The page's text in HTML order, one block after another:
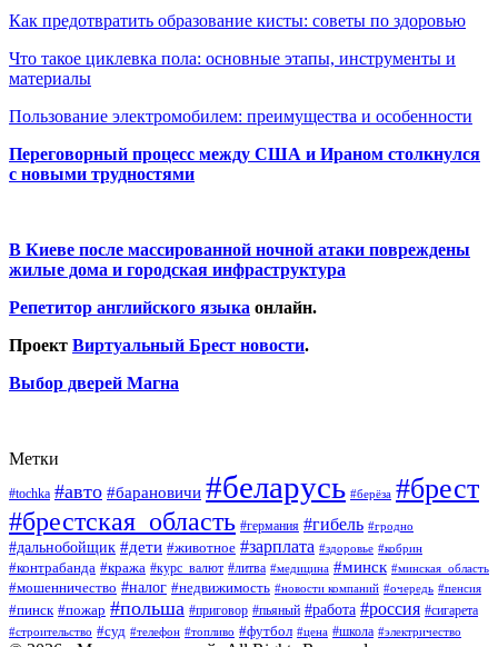
Как предотвратить образование кисты: советы по здоровью
Что такое циклевка пола: основные этапы, инструменты и
материалы
Пользование электромобилем: преимущества и особенности
Переговорный процесс между США и Ираном столкнулся
с новыми трудностями
В Киеве после массированной ночной атаки повреждены
жилые дома и городская инфраструктура
Репетитор английского языка онлайн.
Проект Виртуальный Брест новости.
Выбор дверей Магна
Метки
#tochka #авто #барановичи #беларусь #берёза #брест
#брестская_область #германия #гибель #гродно
#дальнобойщик #дети #животное #зарплата #здоровье #кобрин
#контрабанда #кража #курс_валют #литва #медицина #минск #минская_область
#мошенничество #налог #недвижимость #новости компаний #очередь #пенсия
#пинск #пожар #польша #приговор #пьяный #работа #россия #сигарета
#строительство #суд #телефон #топливо #футбол #цена #школа #электричество